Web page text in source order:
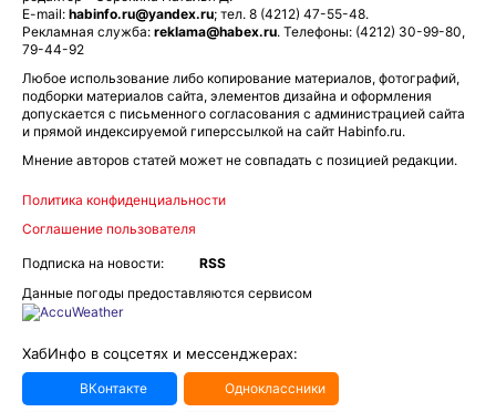
E-mail: habinfo.ru@yandex.ru; тел. 8 (4212) 47-55-48.
Рекламная служба: reklama@habex.ru. Телефоны: (4212) 30-99-80,
79-44-92
Любое использование либо копирование материалов, фотографий,
подборки материалов сайта, элементов дизайна и оформления
допускается с письменного согласования с администрацией сайта
и прямой индексируемой гиперссылкой на сайт Habinfo.ru.
Мнение авторов статей может не совпадать с позицией редакции.
Политика конфиденциальности
Соглашение пользователя
Подписка на новости:
RSS
Данные погоды предоставляются сервисом
ХабИнфо в соцсетях и мессенджерах:
ВКонтакте Одноклассники